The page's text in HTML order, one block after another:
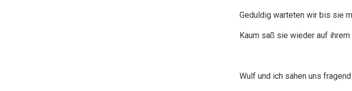
Geduldig warteten wir bis sie
Kaum saß sie wieder auf
Wulf und ich sahen uns